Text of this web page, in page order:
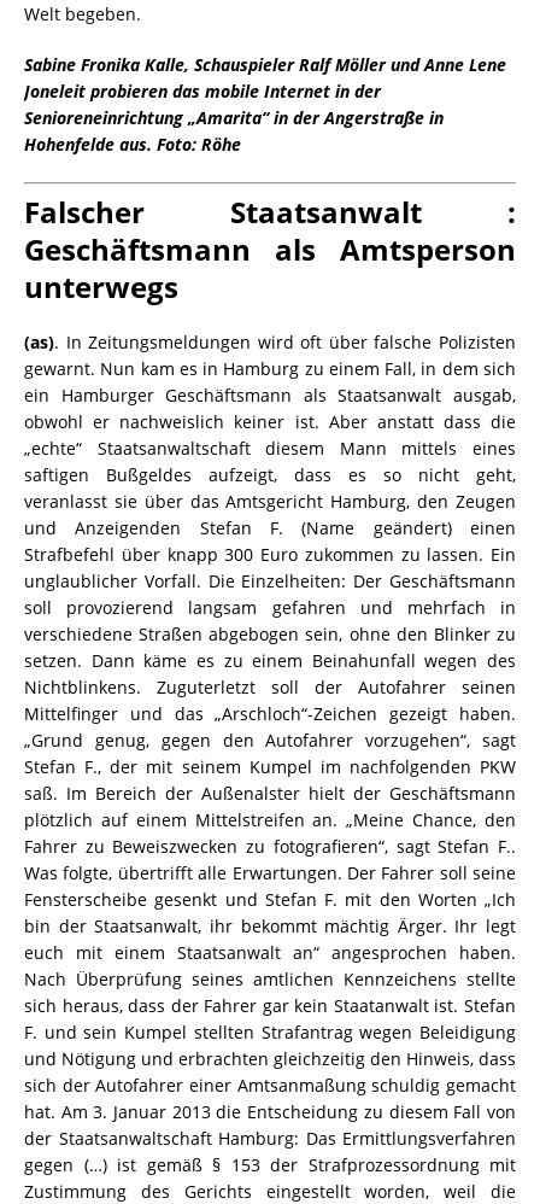
Welt begeben.
Sabine Fronika Kalle, Schauspieler Ralf Möller und Anne Lene
Joneleit probieren das mobile Internet in der
Senioreneinrichtung „Amarita“ in der Angerstraße in
Hohenfelde aus. Foto: Röhe
Falscher Staatsanwalt :
Geschäftsmann als Amtsperson
unterwegs
(as). In Zeitungsmeldungen wird oft über falsche Polizisten
gewarnt. Nun kam es in Hamburg zu einem Fall, in dem sich
ein Hamburger Geschäftsmann als Staatsanwalt ausgab,
obwohl er nachweislich keiner ist. Aber anstatt dass die
„echte“ Staatsanwaltschaft diesem Mann mittels eines
saftigen Bußgeldes aufzeigt, dass es so nicht geht,
veranlasst sie über das Amtsgericht Hamburg, den Zeugen
und Anzeigenden Stefan F. (Name geändert) einen
Strafbefehl über knapp 300 Euro zukommen zu lassen. Ein
unglaublicher Vorfall. Die Einzelheiten: Der Geschäftsmann
soll provozierend langsam gefahren und mehrfach in
verschiedene Straßen abgebogen sein, ohne den Blinker zu
setzen. Dann käme es zu einem Beinahunfall wegen des
Nichtblinkens. Zuguterletzt soll der Autofahrer seinen
Mittelfinger und das „Arschloch“-Zeichen gezeigt haben.
„Grund genug, gegen den Autofahrer vorzugehen“, sagt
Stefan F., der mit seinem Kumpel im nachfolgenden PKW
saß. Im Bereich der Außenalster hielt der Geschäftsmann
plötzlich auf einem Mittelstreifen an. „Meine Chance, den
Fahrer zu Beweiszwecken zu fotografieren“, sagt Stefan F..
Was folgte, übertrifft alle Erwartungen. Der Fahrer soll seine
Fensterscheibe gesenkt und Stefan F. mit den Worten „Ich
bin der Staatsanwalt, ihr bekommt mächtig Ärger. Ihr legt
euch mit einem Staatsanwalt an“ angesprochen haben.
Nach Überprüfung seines amtlichen Kennzeichens stellte
sich heraus, dass der Fahrer gar kein Staatanwalt ist. Stefan
F. und sein Kumpel stellten Strafantrag wegen Beleidigung
und Nötigung und erbrachten gleichzeitig den Hinweis, dass
sich der Autofahrer einer Amtsanmaßung schuldig gemacht
hat. Am 3. Januar 2013 die Entscheidung zu diesem Fall von
der Staatsanwaltschaft Hamburg: Das Ermittlungsverfahren
gegen (…) ist gemäß § 153 der Strafprozessordnung mit
Zustimmung des Gerichts eingestellt worden, weil die